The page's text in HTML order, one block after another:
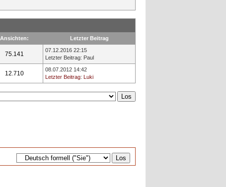
Ansichten: Letzter Beitrag
75.141
07.12.2016 22:15
Letzter Beitrag: Paul
12.710
08.07.2012 14:42
Letzter Beitrag: Luki